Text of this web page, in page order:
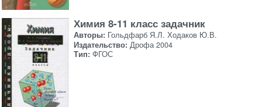
Химия 8-11 класс задачник
Авторы: Гольдфарб Я.Л. Ходаков Ю.В.
Издательство: Дрофа 2004
Тип: ФГОС